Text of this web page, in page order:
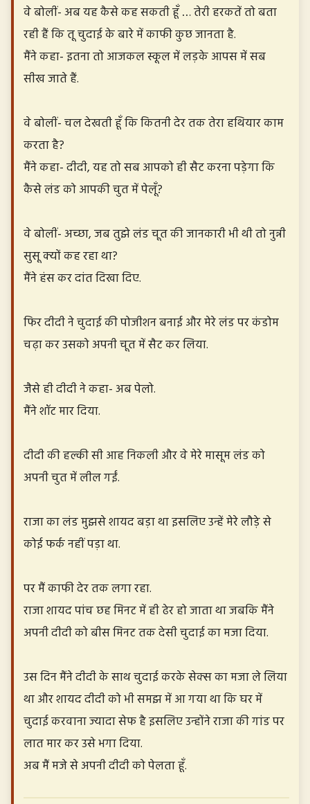
वे बोलीं- अब यह कैसे कह सकती हूँ … तेरी हरकतें तो बता
रही हैं कि तू चुदाई के बारे में काफी कुछ जानता है.
मैंने कहा- इतना तो आजकल स्कूल में लड़के आपस में सब
सीख जाते हैं.
वे बोलीं- चल देखती हूँ कि कितनी देर तक तेरा हथियार काम
करता है?
मैंने कहा- दीदी, यह तो सब आपको ही सैट करना पड़ेगा कि
कैसे लंड को आपकी चुत में पेलूँ?
वे बोलीं- अच्छा, जब तुझे लंड चूत की जानकारी भी थी तो नुन्नी
सुसू क्यों कह रहा था?
मैंने हंस कर दांत दिखा दिए.
फिर दीदी ने चुदाई की पोजीशन बनाई और मेरे लंड पर कंडोम
चढ़ा कर उसको अपनी चूत में सैट कर लिया.
जैसे ही दीदी ने कहा- अब पेलो.
मैंने शॉट मार दिया.
दीदी की हल्की सी आह निकली और वे मेरे मासूम लंड को
अपनी चुत में लील गईं.
राजा का लंड मुझसे शायद बड़ा था इसलिए उन्हें मेरे लौड़े से
कोई फर्क नहीं पड़ा था.
पर मैं काफी देर तक लगा रहा.
राजा शायद पांच छह मिनट में ही ढेर हो जाता था जबकि मैंने
अपनी दीदी को बीस मिनट तक देसी चुदाई का मजा दिया.
उस दिन मैंने दीदी के साथ चुदाई करके सेक्स का मजा ले लिया
था और शायद दीदी को भी समझ में आ गया था कि घर में
चुदाई करवाना ज्यादा सेफ है इसलिए उन्होंने राजा की गांड पर
लात मार कर उसे भगा दिया.
अब मैं मजे से अपनी दीदी को पेलता हूँ.